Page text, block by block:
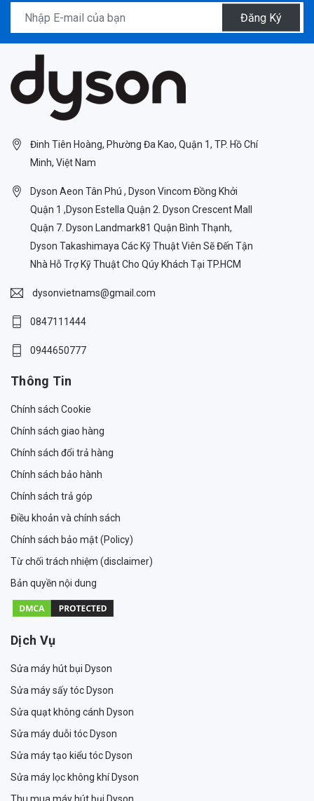
Đăng Ký
Đinh Tiên Hoàng, Phường Đa Kao, Quận 1, TP. Hồ Chí
Minh, Việt Nam
Dyson Aeon Tân Phú , Dyson Vincom Đồng Khởi
Quận 1 ,Dyson Estella Quận 2. Dyson Crescent Mall
Quận 7. Dyson Landmark81 Quận Bình Thạnh,
Dyson Takashimaya Các Kỹ Thuật Viên Sẽ Đến Tận
Nhà Hỗ Trợ Kỹ Thuật Cho Qúy Khách Tại TP.HCM
dysonvietnams@gmail.com
0847111444
0944650777
Thông Tin
Chính sách Cookie
Chính sách giao hàng
Chính sách đổi trả hàng
Chính sách bảo hành
Chính sách trả góp
Điều khoản và chính sách
Chính sách bảo mật (Policy)
Từ chối trách nhiệm (disclaimer)
Bản quyền nội dung
Dịch Vụ
Sửa máy hút bụi Dyson
Sửa máy sấy tóc Dyson
Sửa quạt không cánh Dyson
Sửa máy duỗi tóc Dyson
Sửa máy tạo kiểu tóc Dyson
Sửa máy lọc không khí Dyson